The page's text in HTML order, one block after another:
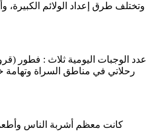
وتختلف طرق إعداد الولائم